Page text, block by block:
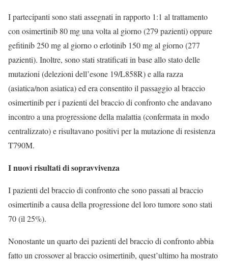
I partecipanti sono stati assegnati in rapporto 1:1 al trattamento
con osimertinib 80 mg una volta al giorno (279 pazienti) oppure
gefitinib 250 mg al giorno o erlotinib 150 mg al giorno (277
pazienti). Inoltre, sono stati stratificati in base allo stato delle
mutazioni (delezioni dell’esone 19/L858R) e alla razza
(asiatica/non asiatica) ed era consentito il passaggio al braccio
osimertinib per i pazienti del braccio di confronto che andavano
incontro a una progressione della malattia (confermata in modo
centralizzato) e risultavano positivi per la mutazione di resistenza
T790M.
I nuovi risultati di sopravvivenza
I pazienti del braccio di confronto che sono passati al braccio
osimertinib a causa della progressione del loro tumore sono stati
70 (il 25%).
Nonostante un quarto dei pazienti del braccio di confronto abbia
fatto un crossover al braccio osimertinib, quest’ultimo ha mostrato